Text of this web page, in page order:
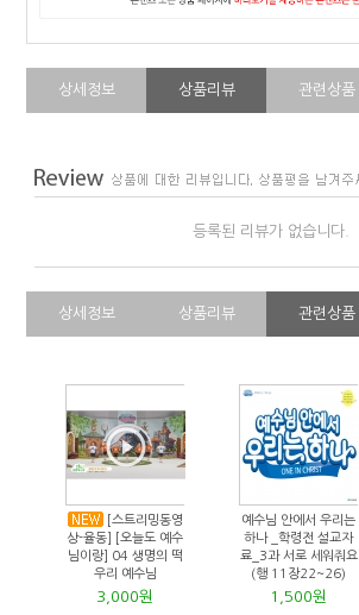
상세정보 상품리뷰 관련상품
등록된 리뷰가 없습니다.
상세정보 상품리뷰 관련상품
[스트리밍동영
상-율동] [오늘도 예수
님이랑] 04 생명의 떡
우리 예수님
3,000원
예수님 안에서 우리는
하나 _학령전 설교자
료_3과 서로 세워줘요
(행 11장22~26)
1,500원